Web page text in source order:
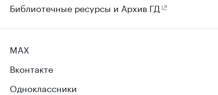
Библиотечные ресурсы и Архив ГД
MAX
Вконтакте
Одноклассники